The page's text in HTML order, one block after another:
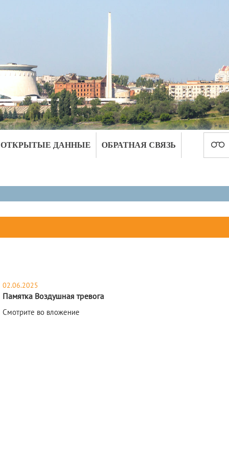
ОТКРЫТЫЕ ДАННЫЕ ОБРАТНАЯ СВЯЗЬ
02.06.2025
Памятка Воздушная тревога
Смотрите во вложение